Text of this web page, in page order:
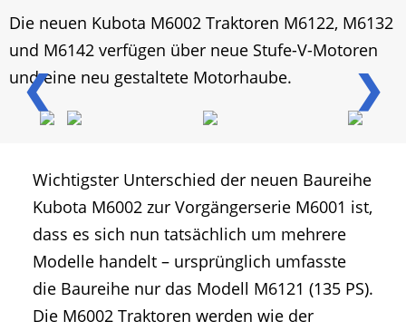
❮ ❯
Die neuen Kubota M6002 Traktoren M6122, M6132
und M6142 verfügen über neue Stufe-V-Motoren
und eine neu gestaltete Motorhaube.
Wichtigster Unterschied der neuen Baureihe
Kubota M6002 zur Vorgängerserie M6001 ist,
dass es sich nun tatsächlich um mehrere
Modelle handelt – ursprünglich umfasste
die Baureihe nur das Modell M6121 (135 PS).
Die M6002 Traktoren werden wie der